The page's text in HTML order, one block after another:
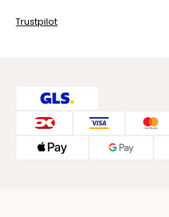
Trustpilot